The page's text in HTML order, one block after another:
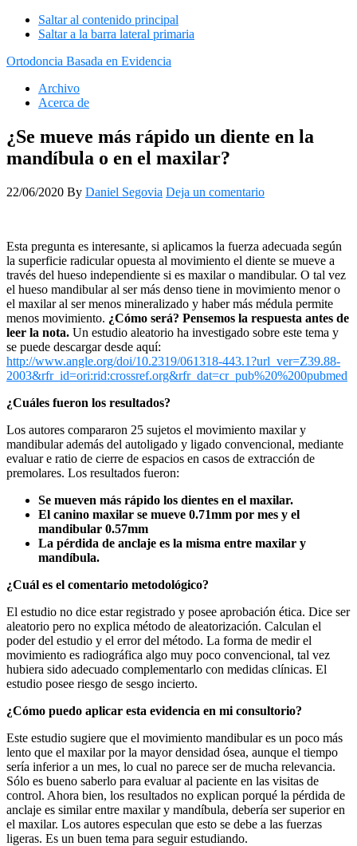
Saltar al contenido principal
Saltar a la barra lateral primaria
Ortodoncia Basada en Evidencia
Archivo
Acerca de
¿Se mueve más rápido un diente en la
mandíbula o en el maxilar?
22/06/2020 By Daniel Segovia Deja un comentario
Esta pregunta es interesante, si aplicamos la fuerza adecuada según
la superficie radicular opuesta al movimiento el diente se mueve a
través del hueso independiente si es maxilar o mandibular. O tal vez
el hueso mandibular al ser más denso tiene in movimiento menor o
el maxilar al ser menos mineralizado y haber más médula permite
menos movimiento. ¿Cómo será? Pensemos la respuesta antes de
leer la nota. Un estudio aleatorio ha investigado sobre este tema y
se puede descargar desde aquí:
http://www.angle.org/doi/10.2319/061318-443.1?url_ver=Z39.88-
2003&rfr_id=ori:rid:crossref.org&rfr_dat=cr_pub%20%200pubmed
¿Cuáles fueron los resultados?
Los autores compararon 25 sujetos el movimiento maxilar y
mandibular además del autoligado y ligado convencional, mediante
evaluar e ratio de cierre de espacios en casos de extracción de
premolares. Los resultados fueron:
Se mueven más rápido los dientes en el maxilar.
El canino maxilar se mueve 0.71mm por mes y el
mandibular 0.57mm
La pérdida de anclaje es la misma entre maxilar y
mandíbula.
¿Cuál es el comentario metodológico?
El estudio no dice estar registrado y posee aprobación ética. Dice ser
aleatorio pero no explica método de aleatorización. Calculan el
poder del estudio y el error del método. La forma de medir el
movimiento es radiográfica algo muy poco convencional, tal vez
hubiera sido adecuado complementarlo con medidas clínicas. El
estudio posee riesgo de sesgo incierto.
¿Cómo puedo aplicar esta evidencia en mi consultorio?
Este estudio sugiere que el movimiento mandibular es un poco más
lento que el maxilar por la mayor densidad ósea, aunque el tiempo
sería inferior a un mes, lo cual no parece ser de mucha relevancia.
Sólo es bueno saberlo para evaluar al paciente en las visitas de
control. Ahora bien, los resultados no explican porqué la pérdida de
anclaje es similar entre maxilar y mandíbula, debería ser superior en
el maxilar. Los autores especulan que esto se debe a las fuerzas
ligeras. Es un buen tema para seguir estudiando.